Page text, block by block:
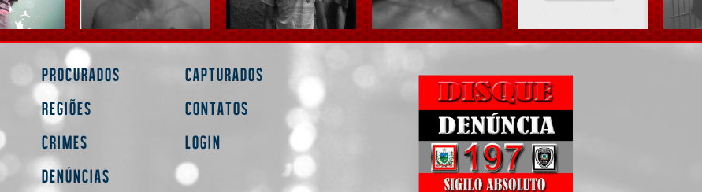
Procurados
Regiões
Crimes
Denúncias
Capturados
Contatos
Login